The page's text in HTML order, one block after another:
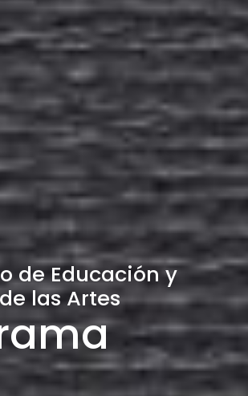
de Educación y
las Artes